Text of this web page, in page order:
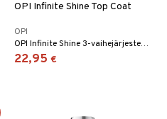
OPI Infinite Shine Top Coat
OPI
OPI Infinite Shine 3-vaihejärjestelmän päällyslakka
22,95 €